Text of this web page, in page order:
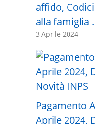
affido,
alla famiglia
3 Aprile 2024
Pagamento
Aprile 2024,